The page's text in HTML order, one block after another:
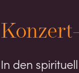
In den